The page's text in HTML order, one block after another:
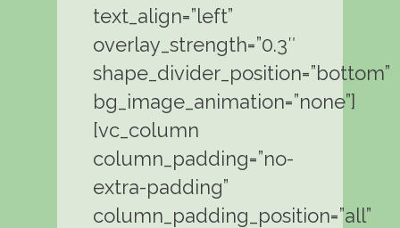
text_align=”left”
overlay_strength=”0.3″
shape_divider_position=”bottom”
bg_image_animation=”none”]
[vc_column
column_padding=”no-
extra-padding”
column_padding_position=”all”